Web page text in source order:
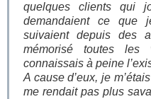
quelques clients qui
demandaient ce que
suivaient depuis des
mémorisé toutes les
connaissais à peine
A cause d’eux, je
me rendait pas plus